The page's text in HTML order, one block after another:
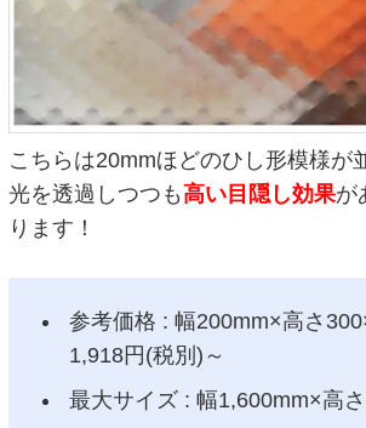
こちらは20mmほどのひし形模様が
光を透過しつつも高い目隠し効果が
ります！
参考価格 : 幅200mm×高さ
1,918円(税別)～
最大サイズ : 幅1,600mm×高